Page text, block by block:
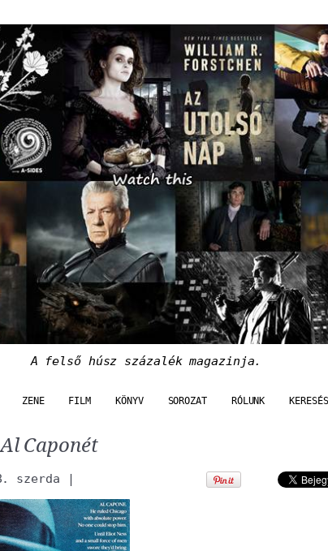
A felső húsz százalék magazinja.
ZENE FILM KÖNYV SOROZAT RÓLUNK KERESÉS
Caponét
szerda |